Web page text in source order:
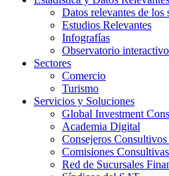
Datos relevantes de los
Estudios Relevantes
Infografías
Observatorio
Sectores
Comercio
Turismo
Servicios y Soluciones
Global Investment
Academia Digital
Consejeros
Comisiones
Red de Sucursales